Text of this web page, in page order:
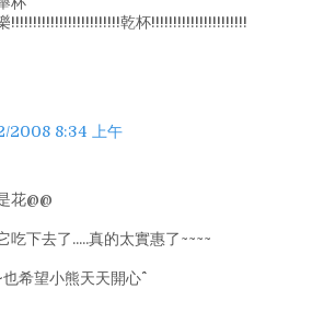
!!!!!!!!!!!!!!!!!!!!!!!!!乾杯!!!!!!!!!!!!!!!!!!!!!!
2008 8:34 上午
花@@
吃下去了.....真的太實惠了~~~~
希望小熊天天開心^^